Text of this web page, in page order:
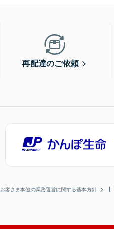
再配達のご依頼
お客さま本位の業務運営に関する基本方針